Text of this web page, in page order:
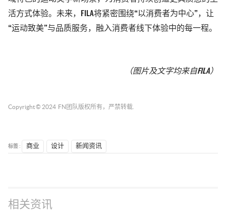
活方式体验。未来，
FILA将紧密围绕“以消费者为中心”，让
“运动致美”与品质服务，融入消费者线下体验中的每一程。
（图片及文字均来自FILA）
Copyright © 2024 FN团队 版权所有，严禁转载.
标签 : 商业 设计 新闻资讯
相关资讯